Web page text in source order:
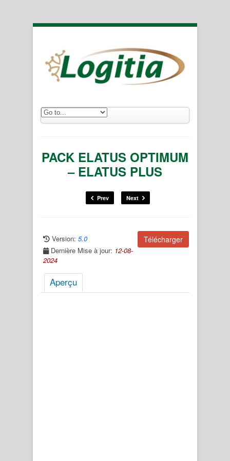
PACK ELATUS OPTIMUM
– ELATUS PLUS
Prev Next
Télécharger
Version: 5.0
Dernière Mise à jour: 12-08-
2024
Aperçu